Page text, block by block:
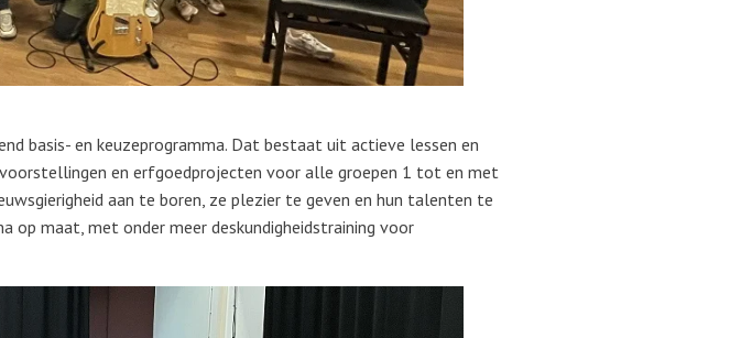
basis- en keuzeprogramma. Dat bestaat uit actieve lessen en
en erfgoedprojecten voor alle groepen 1 tot en met
aan te boren, ze plezier te geven en hun talenten te
op maat, met onder meer deskundigheidstraining voor